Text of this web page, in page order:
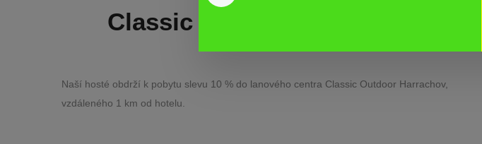
Classic outdoor Harrachov
Naší hosté obdrží k pobytu slevu 10 % do lanového centra Classic Outdoor Harrachov,
vzdáleného 1 km od hotelu.